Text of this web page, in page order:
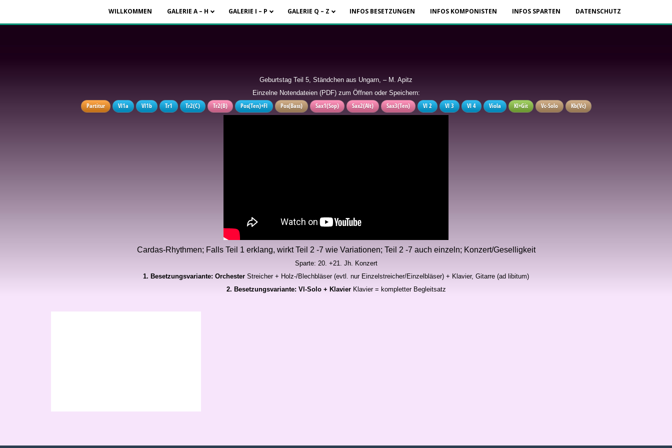
WILLKOMMEN GALERIE A – H GALERIE I – P GALERIE Q – Z INFOS BESETZUNGEN INFOS KOMPONISTEN INFOS SPARTEN DATENSCHUTZ
Geburtstag Teil 5, Ständchen aus Ungarn, – M. Apitz
Einzelne Notendateien (PDF) zum Öffnen oder Speichern:
Partitur Vl1a Vl1b Tr1 Tr2(C) Tr2(B) Pos(Ten)+Fl Pos(Bass) Sax1(Sop) Sax2(Alt) Sax3(Ten) Vl 2 Vl 3 Vl 4 Viola Kl+Git Vc-Solo Kb(Vc)
Cardas-Rhythmen; Falls Teil 1 erklang, wirkt Teil 2 -7 wie Variationen; Teil 2 -7 auch einzeln; Konzert/Geselligkeit
Sparte: 20. +21. Jh. Konzert
1. Besetzungsvariante: Orchester Streicher + Holz-/Blechbläser (evtl. nur Einzelstreicher/Einzelbläser) + Klavier, Gitarre (ad libitum)
2. Besetzungsvariante: Vl-Solo + KlavierKlavier = kompletter Begleitsatz